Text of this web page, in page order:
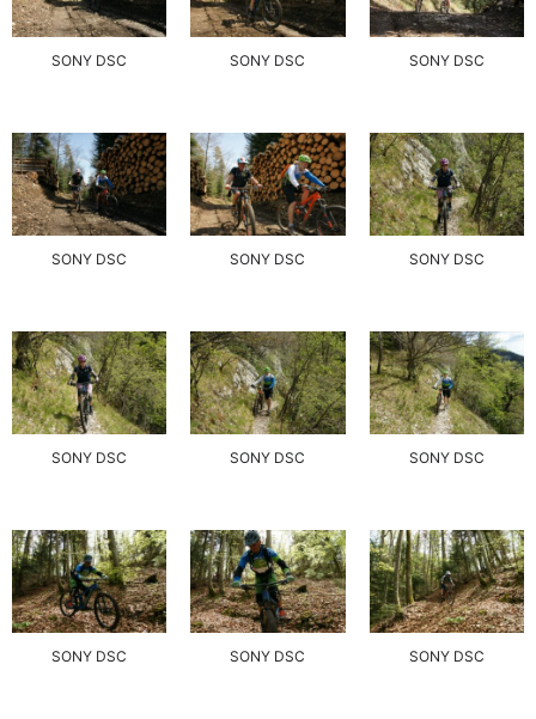
SONY DSC SONY DSC SONY DSC
SONY DSC SONY DSC SONY DSC
SONY DSC SONY DSC SONY DSC
SONY DSC SONY DSC SONY DSC